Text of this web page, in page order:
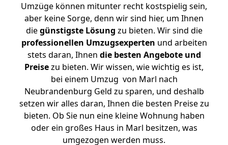
Umzüge können mitunter recht kostspielig sein,
aber keine Sorge, denn wir sind hier, um Ihnen
diegünstigste Lösung zu bieten. Wir sind die
professionellen Umzugsexperten und arbeiten
stets daran, Ihnen die besten Angebote und
Preisezu bieten. Wir wissen, wie wichtig es ist,
bei einem Umzug von Marl nach
Neubrandenburg Geld zu sparen, und deshalb
setzen wir alles daran, Ihnen die besten Preise zu
bieten. Ob Sie nun eine kleine Wohnung haben
oder ein großes Haus in Marl besitzen, was
umgezogen werden muss.